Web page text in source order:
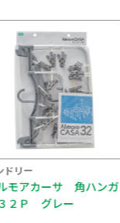
ドリー
モアカーサ 角ハンガ
０Ｐ イエロー